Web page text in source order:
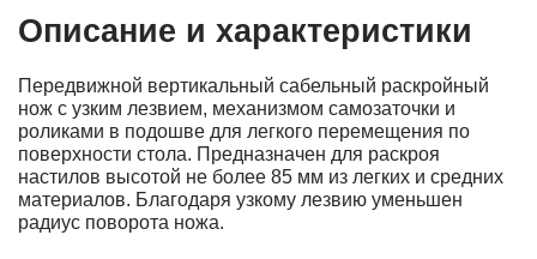
Описание и характеристики
Передвижной вертикальный сабельный раскройный
нож с узким лезвием, механизмом самозаточки и
роликами в подошве для легкого перемещения по
поверхности стола. Предназначен для раскроя
настилов высотой не более 85 мм из легких и средних
материалов. Благодаря узкому лезвию уменьшен
радиус поворота ножа.